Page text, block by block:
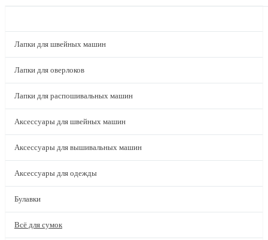
Лапки для швейных машин
Лапки для оверлоков
Лапки для распошивальных машин
Аксессуары для швейных машин
Аксессуары для вышивальных машин
Аксессуары для одежды
Булавки
Всё для сумок